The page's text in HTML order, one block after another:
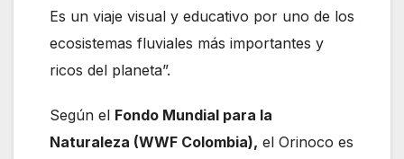
Es un viaje visual y educativo por uno de los
ecosistemas fluviales más importantes y
ricos del planeta”.
Según el Fondo Mundial para la
Naturaleza (WWF Colombia), el Orinoco es